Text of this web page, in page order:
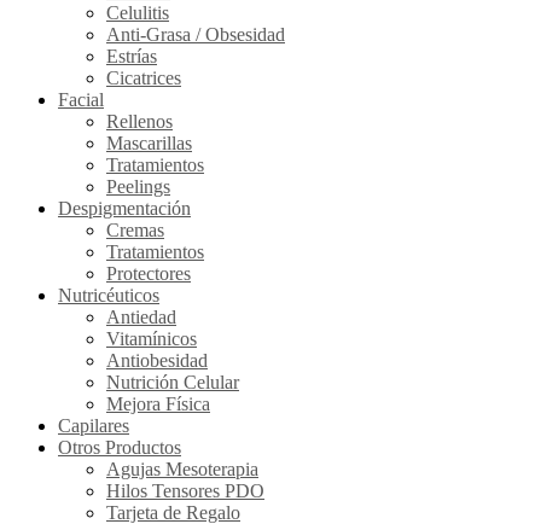
Celulitis
Anti-Grasa / Obsesidad
Estrías
Cicatrices
Facial
Rellenos
Mascarillas
Tratamientos
Peelings
Despigmentación
Cremas
Tratamientos
Protectores
Nutricéuticos
Antiedad
Vitamínicos
Antiobesidad
Nutrición Celular
Mejora Física
Capilares
Otros Productos
Agujas Mesoterapia
Hilos Tensores PDO
Tarjeta de Regalo